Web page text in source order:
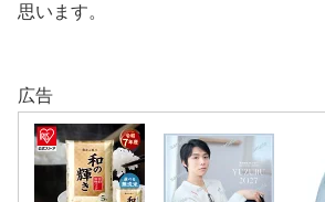
思います。
広告